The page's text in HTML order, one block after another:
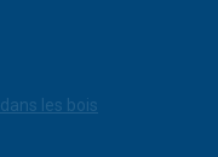
les bois